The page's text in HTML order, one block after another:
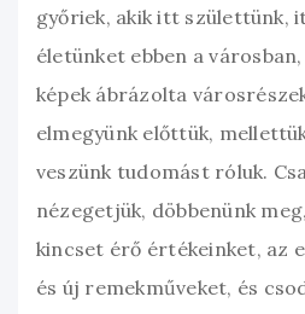
győriek, akik itt születtünk,
életünket ebben a
képek ábrázolta
elmegyünk előttük,
veszünk tudomást róluk.
nézegetjük, döbbenünk
kincset érő értékeinket, az
és új remekműveket, és